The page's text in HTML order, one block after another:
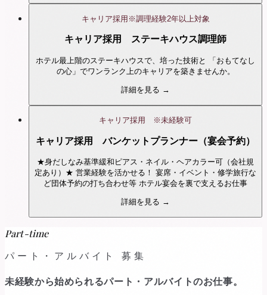
キャリア採用※調理経験2年以上対象
キャリア採用 ステーキハウス調理師
ホテル最上階のステーキハウスで、培った技術と 「おもてなし
の心」でワンランク上のキャリアを築きませんか。
詳細を見る →
キャリア採用 ※未経験可
キャリア採用 バンケットプランナー（宴会予約）
★身だしなみ基準緩和ピアス・ネイル・ヘアカラー可（会社規
定あり）★ 営業経験を活かせる！ 宴席・イベント・修学旅行な
ど団体予約の打ち合わせ等 ホテル宴会を裏で支えるお仕事
詳細を見る →
Part-time
パート・アルバイト 募集
未経験から始められるパート・アルバイトのお仕事。